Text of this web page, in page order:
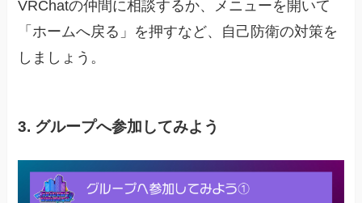
VRChatの仲間に相談するか、メニューを開いて
「ホームへ戻る」を押すなど、自己防衛の対策を
しましょう。
3. グループへ参加してみよう